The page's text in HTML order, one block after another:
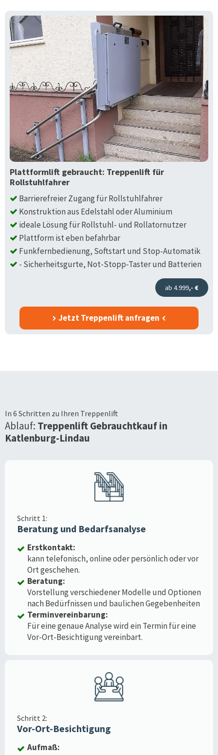
Plattformlift gebraucht: Treppenlift für
Rollstuhlfahrer
Barrierefreier Zugang für Rollstuhlfahrer
Konstruktion aus Edelstahl oder Aluminium
ideale Lösung für Rollstuhl- und Rollatornutzer
Plattform ist eben befahrbar
Funkfernbedienung, Softstart und Stop-Automatik
- Sicherheitsgurte, Not-Stopp-Taster und Batterien
ab 4.999,- €
Jetzt Treppenlift anfragen
In 6 Schritten zu Ihren Treppenlift
Ablauf: Treppenlift Gebrauchtkauf in
Katlenburg-Lindau
Schritt 1:
Beratung und Bedarfsanalyse
Erstkontakt:
kann telefonisch, online oder persönlich oder vor
Ort geschehen.
Beratung:
Vorstellung verschiedener Modelle und Optionen
nach Bedürfnissen und baulichen Gegebenheiten
Terminvereinbarung:
Für eine genaue Analyse wird ein Termin für eine
Vor-Ort-Besichtigung vereinbart.
Schritt 2:
Vor-Ort-Besichtigung
Aufmaß: